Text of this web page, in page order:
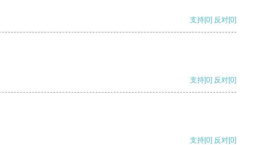
支持[0] 反对[0]
支持[0] 反对[0]
支持[0] 反对[0]